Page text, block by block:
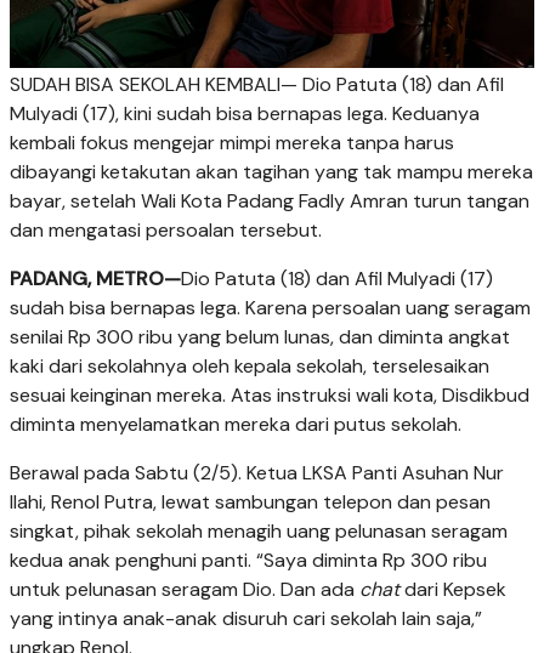
SUDAH BISA SEKOLAH KEMBALI— Dio Patuta (18) dan Afil
Mulyadi (17), kini sudah bisa bernapas lega. Keduanya
kembali fokus mengejar mimpi mereka tanpa harus
dibayangi ketakutan akan tagihan yang tak mampu mereka
bayar, setelah Wali Kota Padang Fadly Amran turun tangan
dan mengatasi persoalan tersebut.
PADANG, METRO—Dio Patuta (18) dan Afil Mulyadi (17)
sudah bisa bernapas lega. Karena persoalan uang seragam
senilai Rp 300 ribu yang belum lunas, dan diminta angkat
kaki dari sekolahnya oleh kepala sekolah, terselesaikan
sesuai keinginan mereka. Atas instruksi wali kota, Disdikbud
diminta menyelamatkan mereka dari putus sekolah.
Berawal pada Sabtu (2/5). Ketua LKSA Panti Asuhan Nur
Ilahi, Renol Putra, lewat sambungan telepon dan pesan
singkat, pihak sekolah menagih uang pelunasan seragam
kedua anak penghuni panti. “Saya diminta Rp 300 ribu
untuk pelunasan seragam Dio. Dan ada chatdari Kepsek
yang intinya anak-anak di­suruh cari sekolah lain saja,”
ungkap Renol.